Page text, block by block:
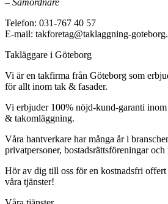
– Samordnare
Telefon: 031-767 40 57
E-mail: takforetag@taklaggning-
Takläggare i Göteborg
Vi är en takfirma från Göteborg som
för allt inom tak & fasader.
Vi erbjuder 100% nöjd-kund-garanti
& takomläggning.
Våra hantverkare har många år i
privatpersoner, bostadsrättsföreningar och
Hör av dig till oss för en kostnadsfri
våra tjänster!